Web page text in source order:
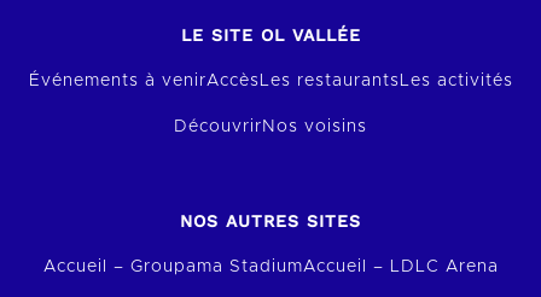
LE SITE OL VALLÉE
Événements à venirAccès Les restaurants Les activités
Découvrir Nos voisins
NOS AUTRES SITES
Accueil – Groupama StadiumAccueil – LDLC Arena